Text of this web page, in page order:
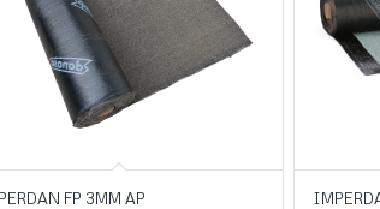
FP 3MM AP